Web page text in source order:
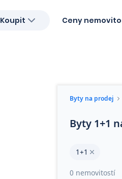
Koupit Ceny
Byty na prodej
Byty 1+1
1+1
0 nemovitostí